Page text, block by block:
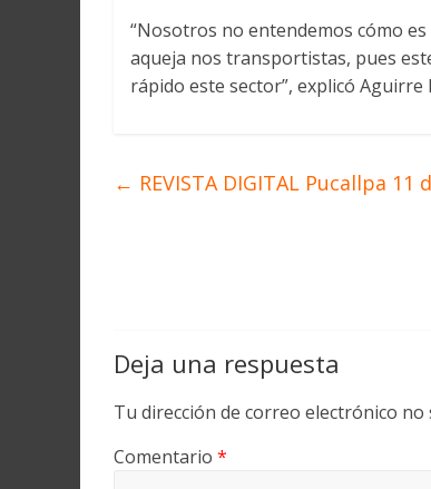
“Nosotros no entendemos cómo
aqueja nos transportistas, pues
rápido este sector”, explicó Aguirre
← REVISTA DIGITAL Pucallpa 11
Deja una respuesta
Tu dirección de correo electrónico no
Comentario *